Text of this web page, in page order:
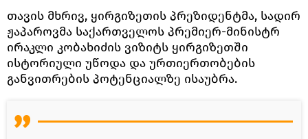
თავის მხრივ, ყირგიზეთის პრეზიდენტმა, სადირ
ჟაპაროვმა საქართველოს პრემიერ-მინისტრ
ირაკლი კობახიძის ვიზიტს ყირგიზეთში
ისტორიული უწოდა და ურთიერთობების
განვითრების პოტენციალზე ისაუბრა.